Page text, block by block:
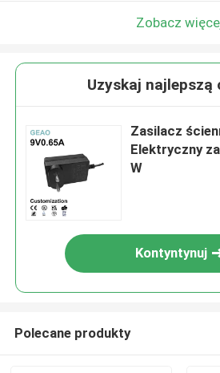
Zobacz
Uzyskaj najlepszą
Zasilacz
Elektryczny
W
Kontyntynuj
Polecane produkty